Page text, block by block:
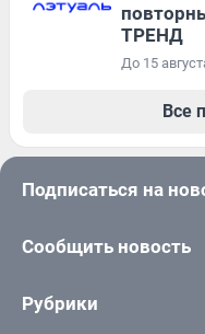
ТРЕНД
До 15
Все
Подписаться на
Сообщить новость
Рубрики